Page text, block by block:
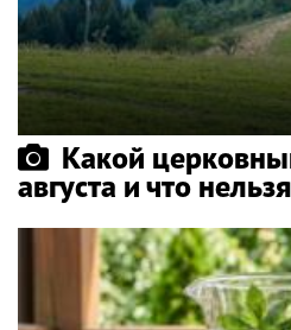
Какой
августа и что